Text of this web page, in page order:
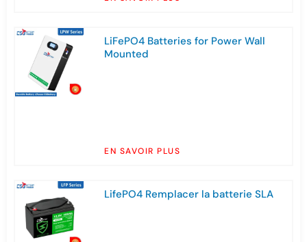
LiFePO4 Batteries for Power Wall
Mounted
EN SAVOIR PLUS
LifePO4 Remplacer la batterie SLA